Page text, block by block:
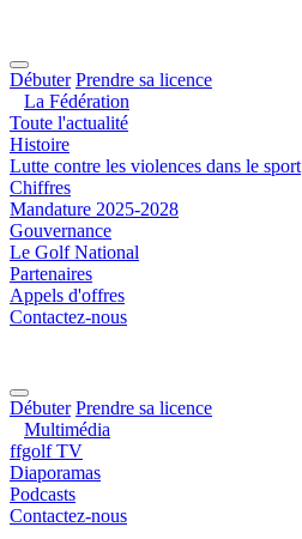
Débuter Prendre sa licence
La Fédération
Toute l'actualité
Histoire
Lutte contre les violences dans le sport
Chiffres
Mandature 2025-2028
Gouvernance
Le Golf National
Partenaires
Appels d'offres
Contactez-nous
Débuter Prendre sa licence
Multimédia
ffgolf TV
Diaporamas
Podcasts
Contactez-nous